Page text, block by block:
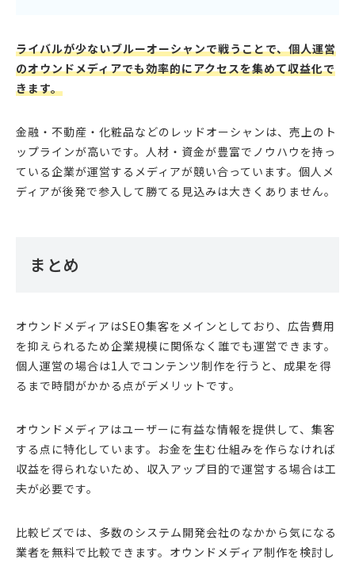
ライバルが少ないブルーオーシャンで戦うことで、個人運営
のオウンドメディアでも効率的にアクセスを集めて収益化で
きます。
金融・不動産・化粧品などのレッドオーシャンは、売上のト
ップラインが高いです。人材・資金が豊富でノウハウを持っ
ている企業が運営するメディアが競い合っています。個人メ
ディアが後発で参入して勝てる見込みは大きくありません。
まとめ
オウンドメディアはSEO集客をメインとしており、広告費用
を抑えられるため企業規模に関係なく誰でも運営できます。
個人運営の場合は1人でコンテンツ制作を行うと、成果を得
るまで時間がかかる点がデメリットです。
オウンドメディアはユーザーに有益な情報を提供して、集客
する点に特化しています。お金を生む仕組みを作らなければ
収益を得られないため、収入アップ目的で運営する場合は工
夫が必要です。
比較ビズでは、多数のシステム開発会社のなかから気になる
業者を無料で比較できます。オウンドメディア制作を検討し